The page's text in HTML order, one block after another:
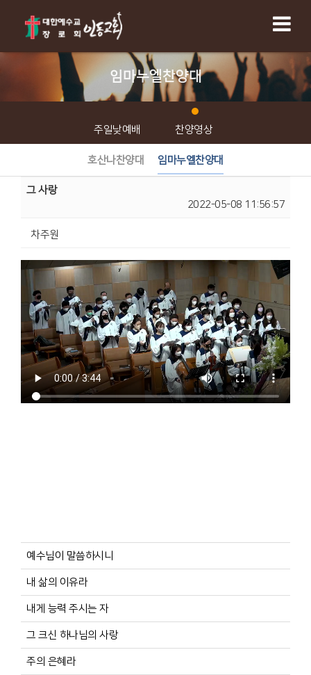
임마누엘찬양대
주일낮예배 찬양영상
호산나찬양대 임마누엘찬양대
그 사랑
2022-05-08 11:56:57
차주원
예수님이 말씀하시니
내 삶의 이유라
내게 능력 주시는 자
그 크신 하나님의 사랑
주의 은혜라